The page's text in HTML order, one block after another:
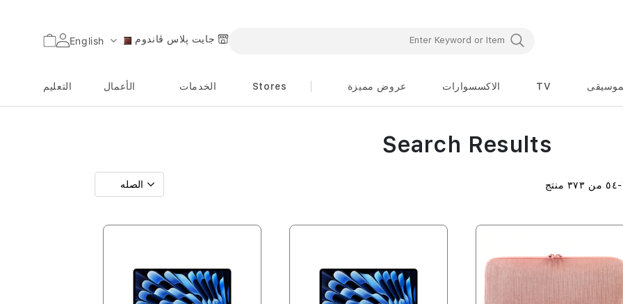
اللغة English جايت پلاس ڤاندوم السلة
TV الاكسسوارات عروض مميزة Stores الخدمات الأعمال التعليم
-٥٤ من ٣٧٣ منتج
Search Results